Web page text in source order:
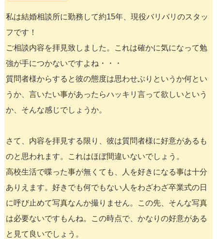
私は結婚相談所に勤務して約15年、現役バリバリのスタッ
フです！
ご相談内容を拝見致しました。これは確かに気になって勉
強が手につかないですよね・・・
質問者様からすると彼の態度は思わせぶりというか何とい
うか、言いたい事があったらハッキリ言って欲しいという
か、そんな感じでしょうか。
さて、内容を拝見する限り、彼は質問者様に好意があるも
のと思われます。これはほぼ間違いないでしょう。
高校生活で喋った事が無くても、人を好きになる事は十分
ありえます。好きでも何でもない人をわざわざ卒業式の日
に呼び止めて写真なんか撮りません。この先、そんな写真
は必要ないですもんね。この時点で、かなりの好意がある
と見て良いでしょう。